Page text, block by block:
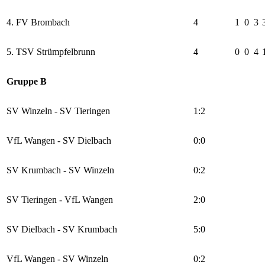
4. FV Brombach 4 1 0 3
5. TSV Strümpfelbrunn 4 0 0 4
Gruppe B
SV Winzeln - SV Tieringen 1:2
VfL Wangen - SV Dielbach 0:0
SV Krumbach - SV Winzeln 0:2
SV Tieringen - VfL Wangen 2:0
SV Dielbach - SV Krumbach 5:0
VfL Wangen - SV Winzeln 0:2